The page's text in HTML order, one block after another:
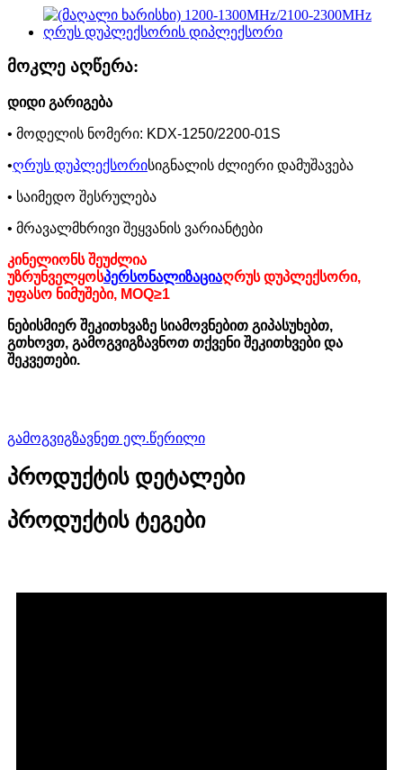
მოკლე აღწერა:
დიდი გარიგება
• მოდელის ნომერი: KDX-1250/2200-01S
•ღრუს დუპლექსორისიგნალის ძლიერი დამუშავება
• საიმედო შესრულება
• მრავალმხრივი შეყვანის ვარიანტები
კინელიონს შეუძლია
უზრუნველყოსპერსონალიზაციაღრუს დუპლექსორი,
უფასო ნიმუშები, MOQ≥1
ნებისმიერ შეკითხვაზე სიამოვნებით გიპასუხებთ,
გთხოვთ, გამოგვიგზავნოთ თქვენი შეკითხვები და
შეკვეთები.
გამოგვიგზავნეთ ელ.წერილი
პროდუქტის დეტალები
პროდუქტის ტეგები